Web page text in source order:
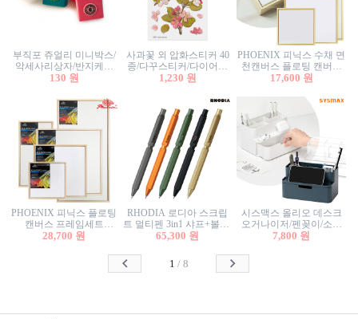
부직포 쥬얼리 미니박스/
악세사리상자/반지케이
스/반지상자/귀걸이상자/
130 원
사과꽃 외 압화스티커 40
종/다꾸스티커/다이어리
꾸미기/꽃스티커/자연물
1,230 원
PHOENIX 피닉스 수채 면
천캔버스 플로팅 캔버스
프레임세트 30x30cm/액자
17,600 원
PHOENIX 피닉스 플로팅
캔버스 프레임세트
50x50cm/액자캔버스/인테
28,700 원
RHODIA 로디아 스크립
트 멀티펜 3in1 샤프+볼펜/
무광택 알루미늄 육각배
65,300 원
시스맥스 올리오 데스크
오거나이저/펜꽂이/소품
꽂이/소품함/정리함/수납
7,800 원
1 / 8